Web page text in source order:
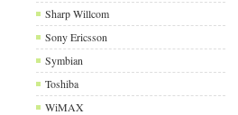
Sharp Willcom
Sony Ericsson
Symbian
Toshiba
WiMAX